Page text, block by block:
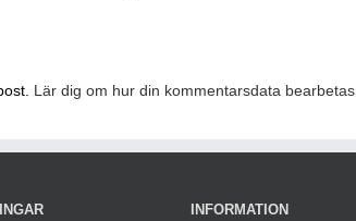
Lär dig om hur din kommentarsdata bearbetas
INFORMATION